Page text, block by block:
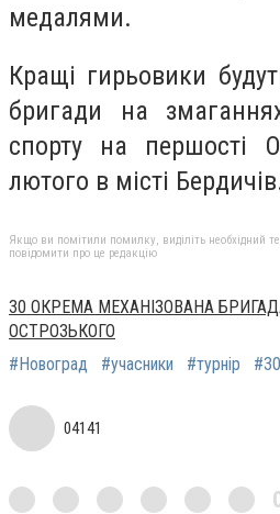
медалями.
Кращі гирьовики
бригади на
спорту на першості
лютого в місті
Якщо ви помітили помилку, виділіть необхідний
повідомити про це редакцію
30 ОКРЕМА МЕХАНІЗОВАНА
ОСТРОЗЬКОГО
#Новоград
#учасники #турнір
04141